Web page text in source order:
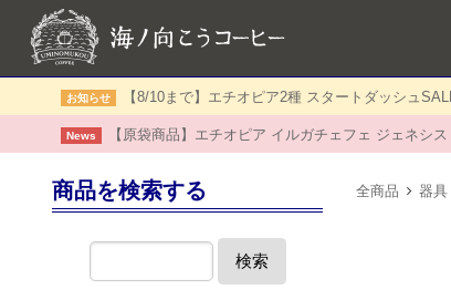
お知らせ 【8/10まで】エチオピア2種 スタートダッシュ
News 【原袋商品】エチオピア イルガチェフェ ジェネシ
全商品 器具
商品を検索する
検索